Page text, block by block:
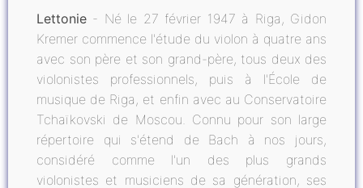
Lettonie - Né le 27 février 1947 à Riga, Gidon
Kremer commence l'étude du violon à quatre ans
avec son père et son grand-père, tous deux des
violonistes professionnels, puis à l'École de
musique de Riga, et enfin avec au Conservatoire
Tchaïkovski de Moscou. Connu pour son large
répertoire qui s'étend de Bach à nos jours,
considéré comme l'un des plus grands
violonistes et musiciens de sa génération, ses